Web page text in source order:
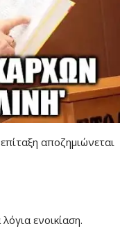
αποζημιώνεται
ενοικίαση.